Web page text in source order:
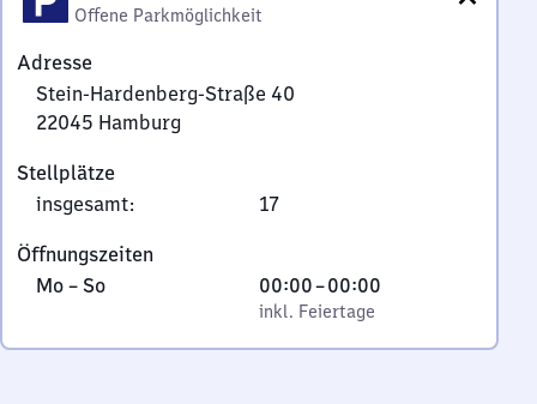
Offene Parkmöglichkeit
Adresse
Stein-Hardenberg-Straße 40
22045 Hamburg
Hardenberg-
Straße
2
2
4
Stellplätze
insgesamt: 17
Öffnungszeiten
Montag
Sonntag
Mo – So,
00:00–00:00
Von
0
Uhr
inkl. Feiertage